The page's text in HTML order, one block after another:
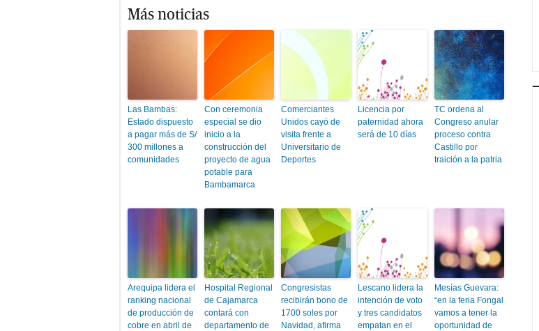
Más noticias
Las Bambas:
Estado dispuesto
a pagar más de S/
300 millones a
comunidades
Con ceremonia
especial se dio
inicio a la
construcción del
proyecto de agua
potable para
Bambamarca
Comerciantes
Unidos cayó de
visita frente a
Universitario de
Deportes
Licencia por
paternidad ahora
será de 10 días
TC ordena al
Congreso anular
proceso contra
Castillo por
traición a la patria
Arequipa lidera el
ranking nacional
de producción de
cobre en abril de
Hospital Regional
de Cajamarca
contará con
departamento de
Congresistas
recibirán bono de
1700 soles por
Navidad, afirma
Lescano lidera la
intención de voto
y tres candidatos
empatan en el
Mesías Guevara:
“en la feria Fongal
vamos a tener la
oportunidad de